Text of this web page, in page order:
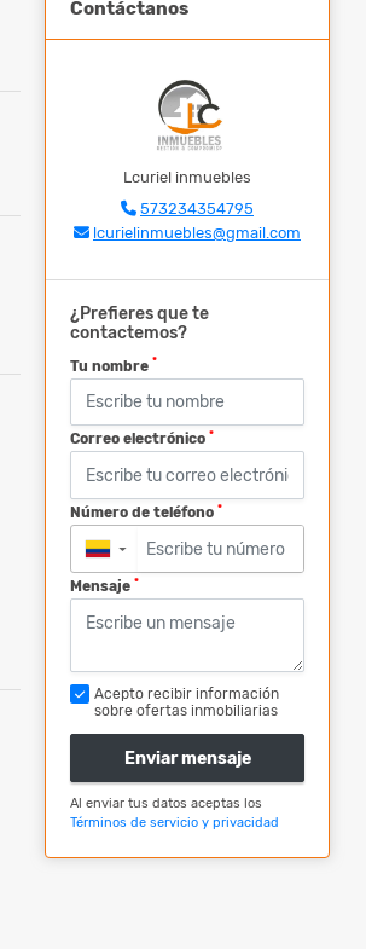
Contáctanos
Lcuriel inmuebles
573234354795
lcurielinmuebles@gmail.com
¿Prefieres que te
contactemos?
Tu nombre *
Correo electrónico *
Número de teléfono *
▼
Mensaje *
Acepto recibir información
sobre ofertas inmobiliarias
Enviar mensaje
Al enviar tus datos aceptas los
Términos de servicio y privacidad